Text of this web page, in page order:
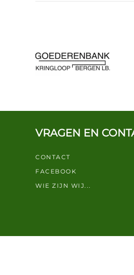
VRAGEN EN
CONTACT
FACEBOOK
WIE ZIJN WIJ...